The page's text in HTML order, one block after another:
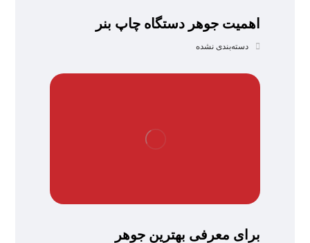
اهمیت جوهر دستگاه چاپ بنر
دسته‌بندی نشده
برای معرفی بهترین جوهر